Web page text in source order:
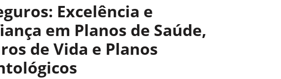
Excelência e
em Planos de Saúde,
de Vida e Planos